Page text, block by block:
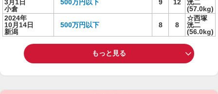
3月1日
小倉
500万円以下 9 12
洸二
(57.0kg)
2024年
10月14日
新潟
500万円以下 8 8
☆西塚
洸二
(56.0kg)
もっと見る